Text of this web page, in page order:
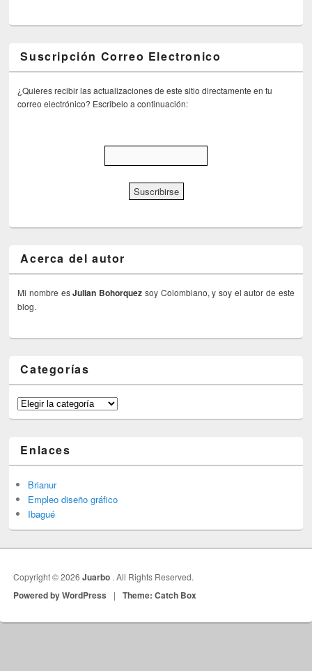
Suscripción Correo Electronico
¿Quieres recibir las actualizaciones de este sitio directamente en tu
correo electrónico? Escribelo a continuación:
Acerca del autor
Mi nombre esJulian Bohorquez soy Colombiano, y soy el autor de este
blog.
Categorías
Categorías
Enlaces
Brianur
Empleo diseño gráfico
Ibagué
Copyright © 2026Juarbo . All Rights Reserved.
Powered by WordPress | Theme: Catch Box